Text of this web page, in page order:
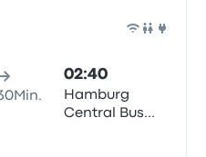
02:40
Hamburg
Central Bus